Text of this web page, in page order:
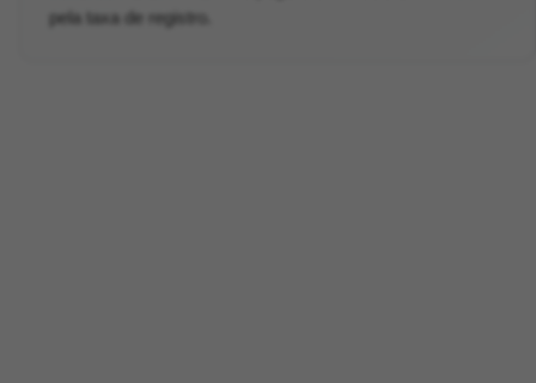
pela taxa de registro.